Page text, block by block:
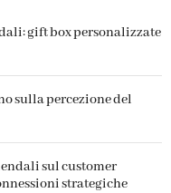
gift box personalizzate
sulla percezione del
sul customer
strategiche